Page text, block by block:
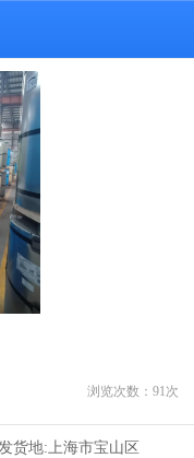
浏览次数： 91 次
货地:上海市宝山区